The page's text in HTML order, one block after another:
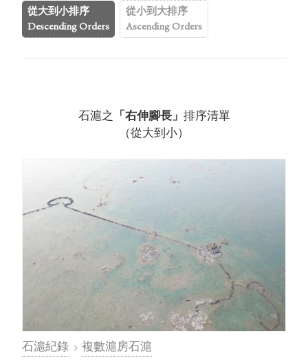
從大到小排序
Descending Orders
從小到大排序
Ascending Orders
石滬之 「右伸腳長」 排序清單
（從大到小）
石滬紀錄 複數滬房石滬